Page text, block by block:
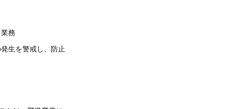
務
生を警戒し、防止